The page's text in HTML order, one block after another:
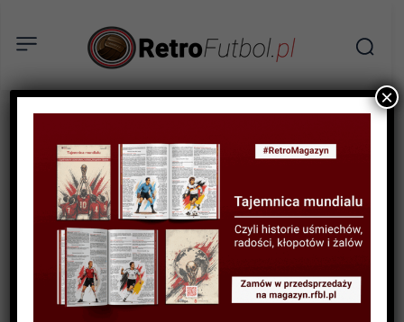
STATYSTYKI FUTBOLOWE
STATYSTYKI KLUBOWE
STATYSTYKI PUCHAROWE
Tabela wszech czasów
Uhrencup 1962-2017
×